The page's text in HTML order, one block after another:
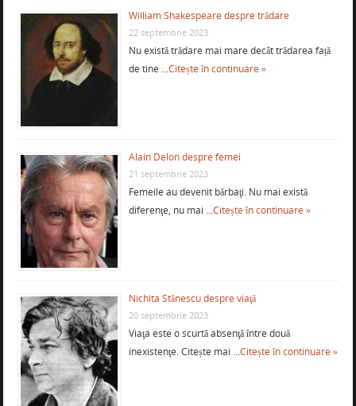
William Shakespeare despre trădare
22 septembrie 2023
Nu există trădare mai mare decât trădarea față
de tine …Citește în continuare »
Alain Delon despre femei
21 septembrie 2023
Femeile au devenit bărbaţi. Nu mai există
diferenţe, nu mai …Citește în continuare »
Nichita Stănescu despre viaţă
20 septembrie 2023
Viaţa este o scurtă absenţă între două
inexistenţe. Citește mai …Citește în continuare »